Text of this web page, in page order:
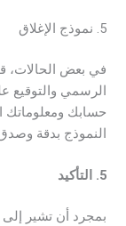
5. نموذج الإغلاق
في بعض الحالات،
الرسمي والتوقيع
حسابك ومعلوماتك
النموذج بدقة
5. التأكيد
بمجرد أن تشير